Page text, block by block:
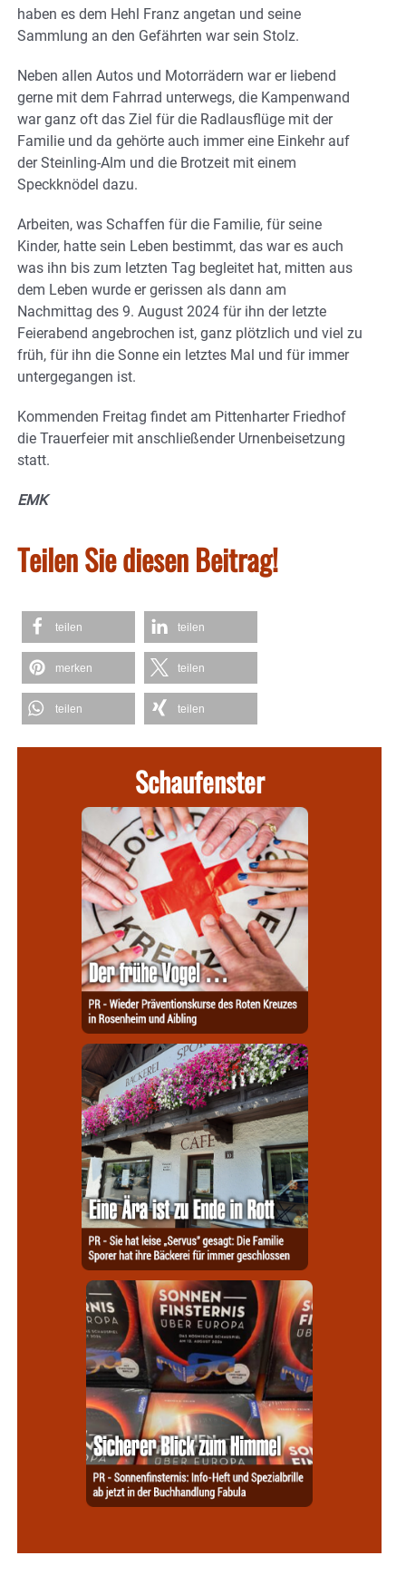
haben es dem Hehl Franz angetan und seine
Sammlung an den Gefährten war sein Stolz.
Neben allen Autos und Motorrädern war er liebend
gerne mit dem Fahrrad unterwegs, die Kampenwand
war ganz oft das Ziel für die Radlausflüge mit der
Familie und da gehörte auch immer eine Einkehr auf
der Steinling-Alm und die Brotzeit mit einem
Speckknödel dazu.
Arbeiten, was Schaffen für die Familie, für seine
Kinder, hatte sein Leben bestimmt, das war es auch
was ihn bis zum letzten Tag begleitet hat, mitten aus
dem Leben wurde er gerissen als dann am
Nachmittag des 9. August 2024 für ihn der letzte
Feierabend angebrochen ist, ganz plötzlich und viel zu
früh, für ihn die Sonne ein letztes Mal und für immer
untergegangen ist.
Kommenden Freitag findet am Pittenharter Friedhof
die Trauerfeier mit anschließender Urnenbeisetzung
statt.
EMK
Teilen Sie diesen Beitrag!
teilen teilen
merken teilen
teilen teilen
Schaufenster